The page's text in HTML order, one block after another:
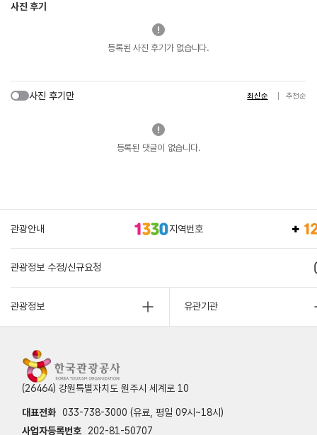
사진 후기
등록된 사진 후기가 없습니다.
사진 후기만 최신순 추천순
등록된 댓글이 없습니다.
관광안내 지역번호
관광정보 수정/신규요청
관광정보 유관기관
(26464) 강원특별자치도 원주시 세계로 10
대표전화 033-738-3000 (유료, 평일 09시~18시)
사업자등록번호
202-81-50707